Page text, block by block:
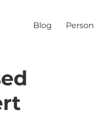
Blog Person